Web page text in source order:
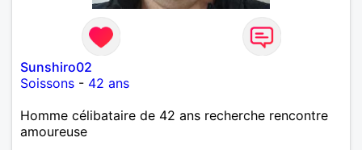
Sunshiro02
Soissons - 42 ans
Homme célibataire de 42 ans recherche rencontre
amoureuse